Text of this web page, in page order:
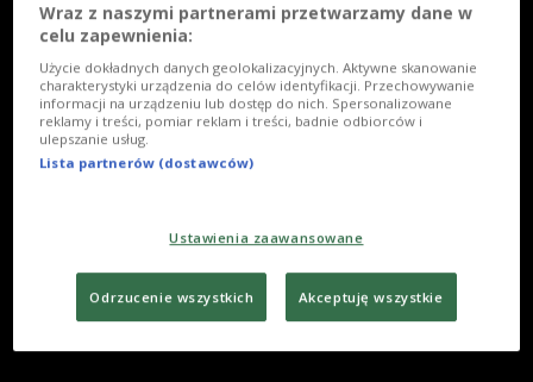
Wraz z naszymi partnerami przetwarzamy dane w
celu zapewnienia:
Użycie dokładnych danych geolokalizacyjnych. Aktywne skanowanie
charakterystyki urządzenia do celów identyfikacji. Przechowywanie
informacji na urządzeniu lub dostęp do nich. Spersonalizowane
reklamy i treści, pomiar reklam i treści, badnie odbiorców i
ulepszanie usług.
Lista partnerów (dostawców)
Ustawienia zaawansowane
Odrzucenie wszystkich Akceptuję wszystkie